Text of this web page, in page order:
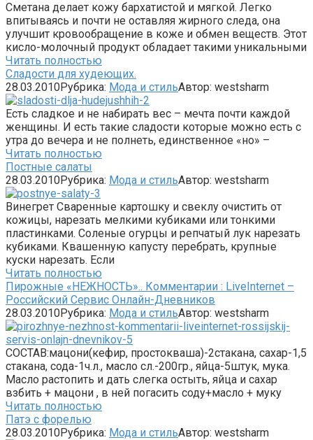
Сметана делает кожу бархатистой и мягкой. Легко
впитываясь и почти не оставляя жирного следа, она
улучшит кровообращение в коже и обмен веществ. Этот
кисло-молочный продукт обладает такими уникальными
Читать полностью
Сладости для худеющих.
28.03.2010Рубрика: Мода и стильАвтор: westsharm
Есть сладкое и не набирать вес – мечта почти каждой
женщины. И есть такие сладости которые можно есть с
утра до вечера и не полнеть, единственное «но» –
Читать полностью
Постные салаты
28.03.2010Рубрика: Мода и стильАвтор: westsharm
Винегрет Сваренные картошку и свеклу очистить от
кожицы, нарезать мелкими кубиками или тонкими
пластинками. Соленые огурцы и репчатый лук нарезать
кубиками. Квашенную капусту перебрать, крупные
куски нарезать. Если
Читать полностью
Пирожные «НЕЖНОСТЬ».. Комментарии : LiveInternet –
Российский Сервис Онлайн-Дневников
28.03.2010Рубрика: Мода и стильАвтор: westsharm
СОСТАВ:мацони(кефир, простокваша)-2стакана, сахар-1,5
стакана, сода-1ч.л., масло сл.-200гр., яйца-5штук, мука.
Масло растопить и дать слегка остыть, яйца и сахар
взбить + мацони , в ней погасить соду+масло + муку
Читать полностью
Патэ с форелью
28.03.2010Рубрика: Мода и стильАвтор: westsharm